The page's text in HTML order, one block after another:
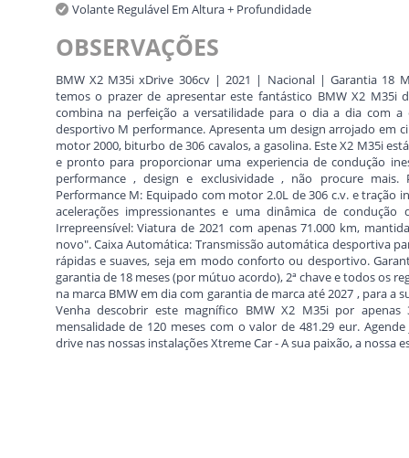
Volante Regulável Em Altura + Profundidade
OBSERVAÇÕES
BMW X2 M35i xDrive 306cv | 2021 | Nacional | Garantia 18
temos o prazer de apresentar este fantástico BMW X2 M35i
combina na perfeição a versatilidade para o dia a dia com
desportivo M performance. Apresenta um design arrojado em
motor 2000, biturbo de 306 cavalos, a gasolina. Este X2 M35i
e pronto para proporcionar uma experiencia de condução
performance , design e exclusividade , não procure mais.
Performance M: Equipado com motor 2.0L de 306 c.v. e tração
acelerações impressionantes e uma dinâmica de condução
Irrepreensível: Viatura de 2021 com apenas 71.000 km,
novo". Caixa Automática: Transmissão automática desportiva
rápidas e suaves, seja em modo conforto ou desportivo.
garantia de 18 meses (por mútuo acordo), 2ª chave e todos os
na marca BMW em dia com garantia de marca até 2027 , para a
Venha descobrir este magnífico BMW X2 M35i por apenas
mensalidade de 120 meses com o valor de 481.29 eur.
drive nas nossas instalações Xtreme Car - A sua paixão, a nossa